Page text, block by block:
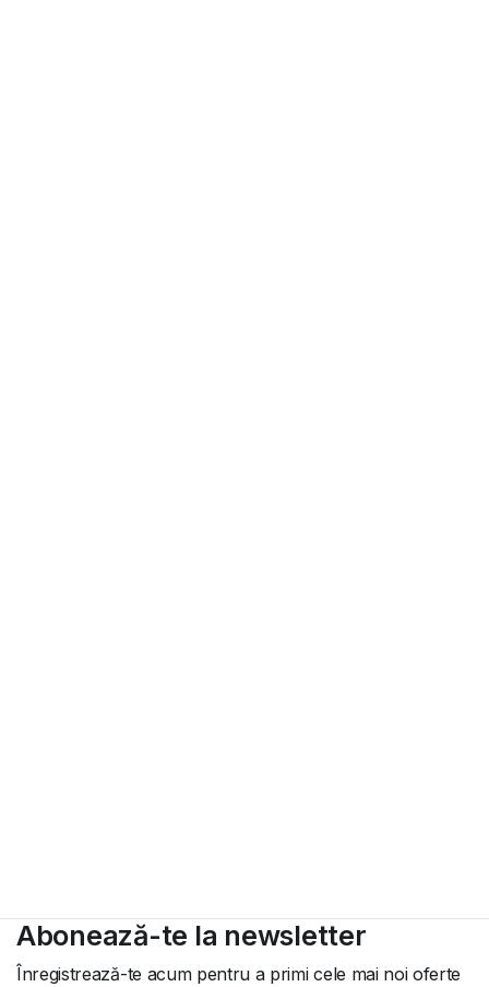
Abonează-te la newsletter
Înregistrează-te acum pentru a primi cele mai noi oferte